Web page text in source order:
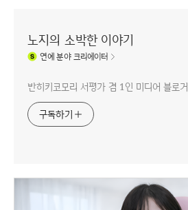
노지의 소박한 이야기
연예분야 크리에이터
반히키코모리 서평가 겸 1인 미디어 블로거
구독하기